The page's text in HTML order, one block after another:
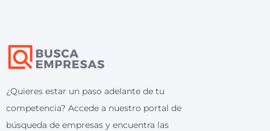
¿Quieres estar un paso adelante de tu
competencia? Accede a nuestro portal de
búsqueda de empresas y encuentra las